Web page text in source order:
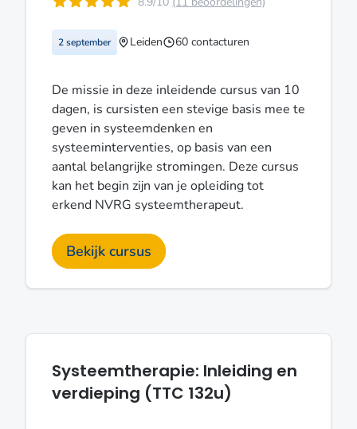
2 september Leiden 60 contacturen
De missie in deze inleidende cursus van 10
dagen, is cursisten een stevige basis mee te
geven in systeemdenken en
systeeminterventies, op basis van een
aantal belangrijke stromingen. Deze cursus
kan het begin zijn van je opleiding tot
erkend NVRG systeemtherapeut.
Bekijk cursus
Systeemtherapie: Inleiding en
verdieping (TTC 132u)